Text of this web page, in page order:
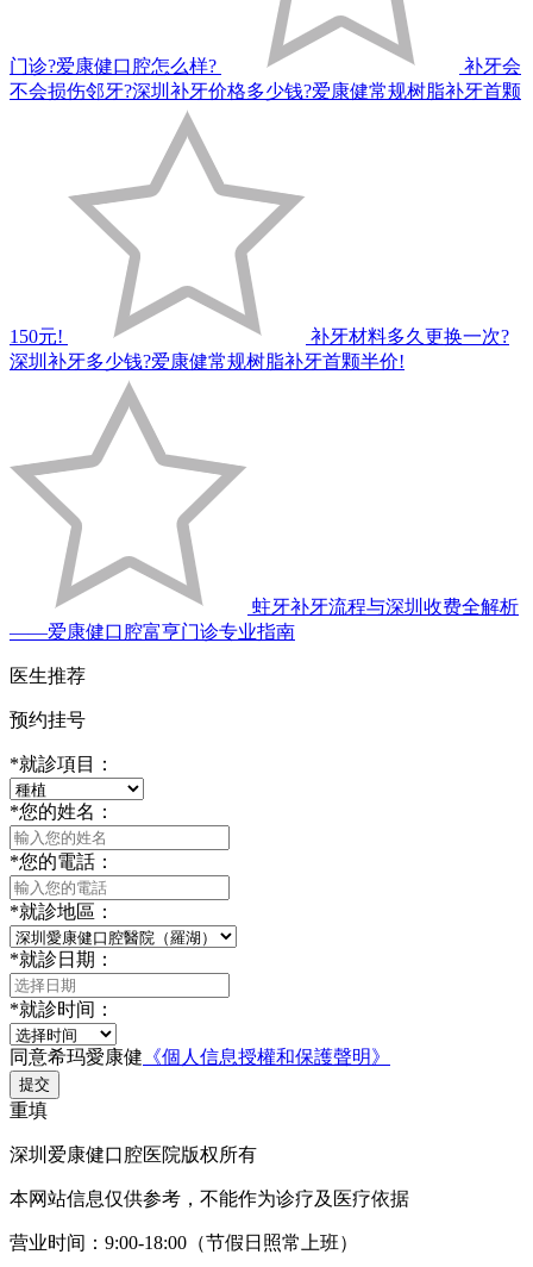
门诊?爱康健口腔怎么样?
补牙会
不会损伤邻牙?深圳补牙价格多少钱?爱康健常规树脂补牙首颗
150元!
补牙材料多久更换一次?
深圳补牙多少钱?爱康健常规树脂补牙首颗半价!
蛀牙补牙流程与深圳收费全解析
——爱康健口腔富亨门诊专业指南
医生推荐
预约挂号
*就診項目：
*您的姓名：
*您的電話：
*就診地區：
*就診日期：
*就診时间：
同意希玛愛康健 《個人信息授權和保護聲明》
提交
重填
深圳爱康健口腔医院版权所有
本网站信息仅供参考，不能作为诊疗及医疗依据
营业时间：9:00-18:00（节假日照常上班）